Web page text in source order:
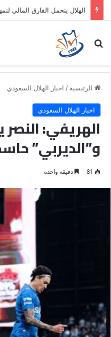
بحث عن
الرئيسية / اخبار الهلال السعودي
اخبار الهلال السعودي
الهريفي:
و”الديربي”
81 دقيقة واحدة